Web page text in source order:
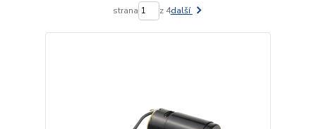
strana z 4další